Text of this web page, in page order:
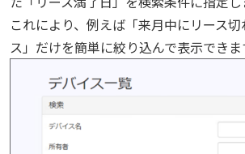
これにより、例えば「来月中にリース
ス」だけを簡単に絞り込んで表示できま